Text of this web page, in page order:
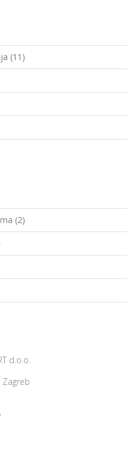
(11)
(2)
d.o.o.
Zagreb